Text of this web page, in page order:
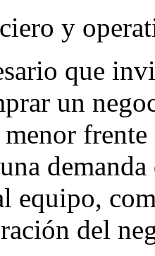
y
que
un
menor
equipo,
del